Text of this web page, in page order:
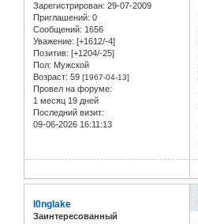
Зарегистрирован: 29-07-2009
Приглашений: 0
Сообщений: 1656
Уважение: [+1612/-4]
Позитив: [+1204/-25]
Пол: Мужской
Возраст: 59 [1967-04-13]
Провел на форуме:
1 месяц 19 дней
Последний визит:
09-06-2026 16:11:13
l0nglake
Заинтересованный